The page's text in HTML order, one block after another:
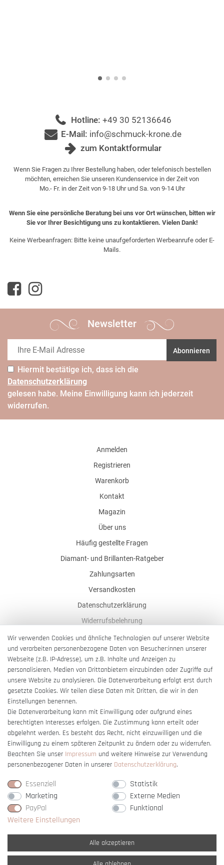
Hotline: +49 30 52136646
E-Mail: info@schmuck-krone.de
zum Kontaktformular
Wenn Sie Fragen zu Ihrer Bestellung haben, oder telefonisch bestellen
möchten, erreichen Sie unseren Kundenservice in der Zeit von
Mo.- Fr. in der Zeit von 9-18 Uhr und Sa. von 9-14 Uhr
Wenn Sie eine persönliche Beratung bei uns vor Ort wünschen, bitten wir
Sie vor Ihrer Besichtigung uns zu kontaktieren. Vielen Dank!
Keine Werbeanfragen: Bitte keine unaufgeforderten Werbeanrufe oder E-
Mails.
Newsletter
Abonnieren
Hiermit bestätige ich, dass ich die
Daten­schutz­erklärung
gelesen habe. Meine Einwilligung kann ich jederzeit
widerrufen.
Anmelden
Registrieren
Warenkorb
Kontakt
Magazin
Über uns
Häufig gestellte Fragen
Diamant- und Brillanten-Ratgeber
Zahlungsarten
Versandkosten
Datenschutzerklärung
Widerrufsbelehrung
AGB
Impressum
Barrierefreiheitserklärung
Vertrag widerrufen
Wir verwenden Cookies und ähnliche Technologien auf unserer Website
und verarbeiten personenbezogene Daten von Besucher:innen unserer
Webseite (z.B. IP-Adresse), um z.B. Inhalte und Anzeigen zu
personalisieren, Medien von Drittanbietern einzubinden oder Zugriffe auf
unsere Website zu analysieren. Die Datenverarbeitung erfolgt erst durch
gesetzte Cookies. Wir teilen diese Daten mit Dritten, die wir in den
Einstellungen benennen.
Die Datenverarbeitung kann mit Einwilligung oder aufgrund eines
berechtigten Interesses erfolgen. Die Zustimmung kann erteilt oder
abgelehnt werden. Es besteht das Recht, nicht einzuwilligen und die
Einwilligung zu einem späteren Zeitpunkt zu ändern oder zu widerrufen.
Beachten Sie unser Impressum und weitere Hinweise zur Verwendung
personenbezogener Daten in unserer Daten­schutz­erklärung.
Essenziell
Statistik
Marketing
Externe Medien
PayPal
Funktional
Weitere Einstellungen
Alle akzeptieren